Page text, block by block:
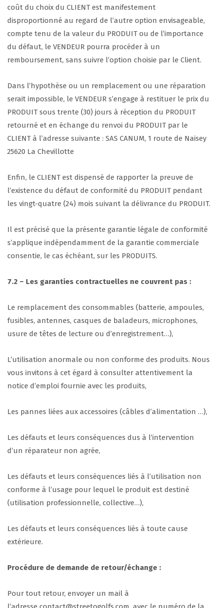
coût du choix du CLIENT est manifestement
disproportionné au regard de l’autre option envisageable,
compte tenu de la valeur du PRODUIT ou de l’importance
du défaut, le VENDEUR pourra procéder à un
remboursement, sans suivre l’option choisie par le Client.
Dans l’hypothèse ou un remplacement ou une réparation
serait impossible, le VENDEUR s’engage à restituer le prix du
PRODUIT sous trente (30) jours à réception du PRODUIT
retourné et en échange du renvoi du PRODUIT par le
CLIENT à l’adresse suivante : SAS CANUM, 1 route de Naisey
25620 La Chevillotte
Enfin, le CLIENT est dispensé de rapporter la preuve de
l’existence du défaut de conformité du PRODUIT pendant
les vingt-quatre (24) mois suivant la délivrance du PRODUIT.
Il est précisé que la présente garantie légale de conformité
s’applique indépendamment de la garantie commerciale
consentie, le cas échéant, sur les PRODUITS.
7.2 – Les garanties contractuelles ne couvrent pas :
Le remplacement des consommables (batterie, ampoules,
fusibles, antennes, casques de baladeurs, microphones,
usure de têtes de lecture ou d’enregistrement…),
L’utilisation anormale ou non conforme des produits. Nous
vous invitons à cet égard à consulter attentivement la
notice d’emploi fournie avec les produits,
Les pannes liées aux accessoires (câbles d’alimentation …),
Les défauts et leurs conséquences dus à l’intervention
d’un réparateur non agrée,
Les défauts et leurs conséquences liés à l’utilisation non
conforme à l’usage pour lequel le produit est destiné
(utilisation professionnelle, collective…),
Les défauts et leurs conséquences liés à toute cause
extérieure.
Procédure de demande de retour/échange :
Pour tout retour, envoyer un mail à